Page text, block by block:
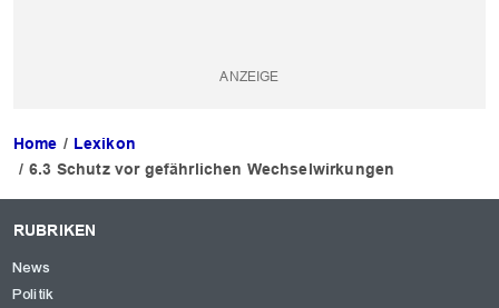
Home
Lexikon
6.3 Schutz vor gefährlichen Wechselwirkungen
RUBRIKEN
News
Politik